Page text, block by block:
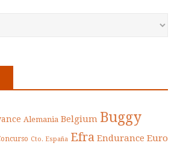
Alemania Belgium Buggy
Cto. España Efra Endurance Euro